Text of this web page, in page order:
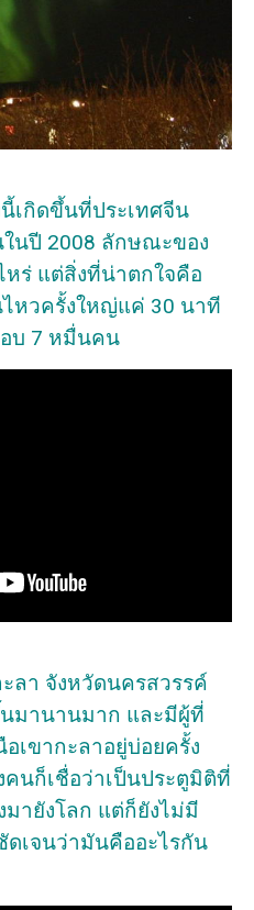
เกิดขึ้นที่ประเทศจีน
นปี 2008 ลักษณะของ
ร่ แต่สิ่งที่น่าตกใจคือ
หวครั้งใหญ่แค่ 30 นาที
อบ 7 หมื่นคน
ลา จังหวัดนครสวรรค์
นมานานมาก และมีผู้ที่
เขากะลาอยู่บ่อยครั้ง
คนก็เชื่อว่าเป็นประตูมิติที่
ายังโลก แต่ก็ยังไม่มี
เจนว่ามันคืออะไรกัน